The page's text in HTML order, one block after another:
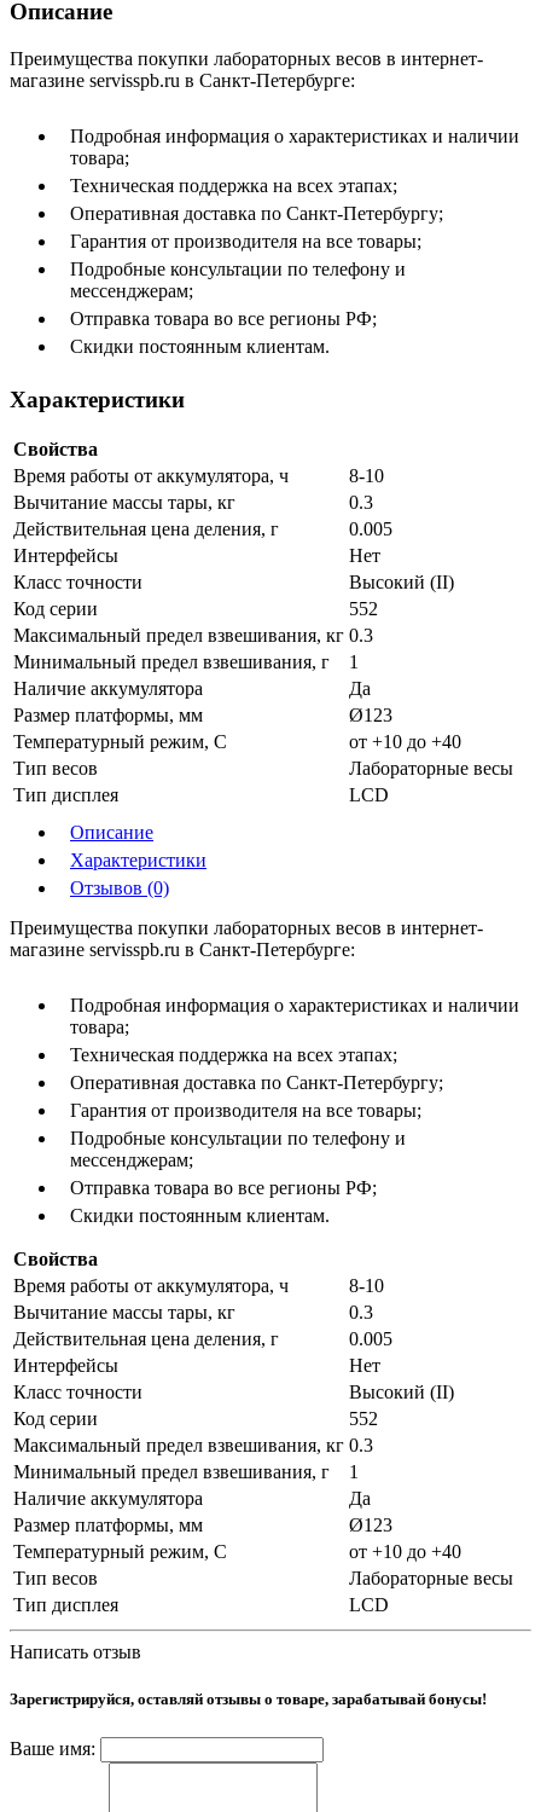
Описание
Преимущества покупки лабораторных весов в интернет-
магазине servisspb.ru в Санкт-Петербурге:
Подробная информация о характеристиках и наличии
товара;
Техническая поддержка на всех этапах;
Оперативная доставка по Санкт-Петербургу;
Гарантия от производителя на все товары;
Подробные консультации по телефону и
мессенджерам;
Отправка товара во все регионы РФ;
Скидки постоянным клиентам.
Характеристики
Свойства
Время работы от аккумулятора, ч
8-10
Вычитание массы тары, кг
0.3
Действительная цена деления, г
0.005
Интерфейсы
Нет
Класс точности
Высокий (II)
Код серии
552
Максимальный предел взвешивания, кг 0.3
Минимальный предел взвешивания, г
1
Наличие аккумулятора
Да
Размер платформы, мм
Ø123
Температурный режим, С
от +10 до +40
Тип весов
Лабораторные весы
Тип дисплея
LCD
Описание
Характеристики
Отзывов (0)
Преимущества покупки лабораторных весов в интернет-
магазине servisspb.ru в Санкт-Петербурге:
Подробная информация о характеристиках и наличии
товара;
Техническая поддержка на всех этапах;
Оперативная доставка по Санкт-Петербургу;
Гарантия от производителя на все товары;
Подробные консультации по телефону и
мессенджерам;
Отправка товара во все регионы РФ;
Скидки постоянным клиентам.
Свойства
Время работы от аккумулятора, ч
8-10
Вычитание массы тары, кг
0.3
Действительная цена деления, г
0.005
Интерфейсы
Нет
Класс точности
Высокий (II)
Код серии
552
Максимальный предел взвешивания, кг 0.3
Минимальный предел взвешивания, г
1
Наличие аккумулятора
Да
Размер платформы, мм
Ø123
Температурный режим, С
от +10 до +40
Тип весов
Лабораторные весы
Тип дисплея
LCD
Написать отзыв
Зарегистрируйся, оставляй отзывы о товаре, зарабатывай бонусы!
Ваше имя: